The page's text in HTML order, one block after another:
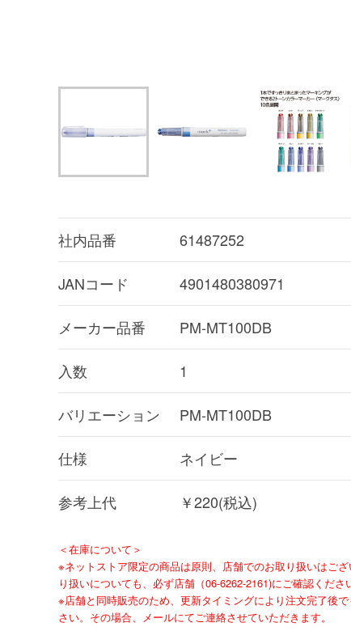
社内品番 61487252
JANコード 4901480380971
メーカー品番 PM-MT100DB
入数 1
バリエーション PM-MT100DB
仕様 ネイビー
参考上代 ￥220(税込)
＜在庫について＞
※ネットストア限定の商品は原則、店舗でのお取り扱いはご
り扱いについても、必ず店舗（06-6262-2161)にご確認くださ
※店舗と同時販売のため、更新タイミングにより注文完了後
さい。その場合、メールにてご連絡させていただきます。